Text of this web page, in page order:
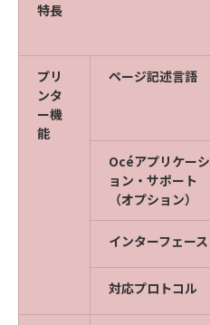
特長
プリ
ンタ
ー機
能
ページ記述言語
Océアプリケーシ
ョン・サポート
（オプション）
インターフェース
対応プロトコル